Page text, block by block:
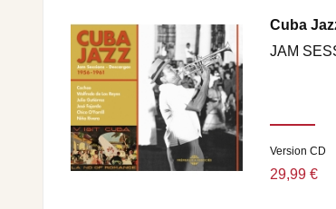
Cuba
JAM
Version CD
29,99 €